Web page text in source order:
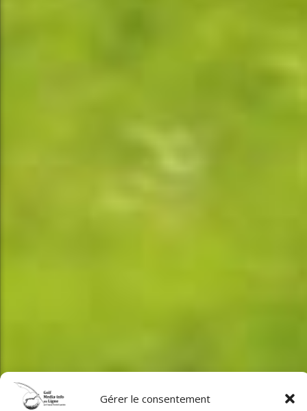
Gérer le consentement